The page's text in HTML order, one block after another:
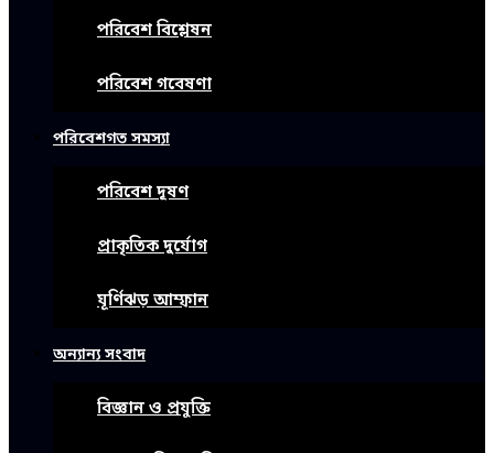
পরিবেশ বিশ্লেষন
পরিবেশ গবেষণা
পরিবেশগত সমস্যা
পরিবেশ দূষণ
প্রাকৃতিক দুর্যোগ
ঘূর্ণিঝড় আম্ফান
অন্যান্য সংবাদ
বিজ্ঞান ও প্রযুক্তি